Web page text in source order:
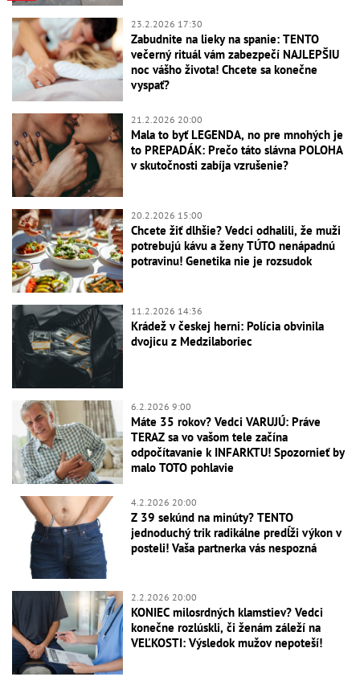
23.2.2026 17:30
Zabudnite na lieky na spanie: TENTO
večerný rituál vám zabezpečí NAJLEPŠIU
noc vášho života! Chcete sa konečne
vyspať?
21.2.2026 20:00
Mala to byť LEGENDA, no pre mnohých je
to PREPADÁK: Prečo táto slávna POLOHA
v skutočnosti zabíja vzrušenie?
20.2.2026 15:00
Chcete žiť dlhšie? Vedci odhalili, že muži
potrebujú kávu a ženy TÚTO nenápadnú
potravinu! Genetika nie je rozsudok
11.2.2026 14:36
Krádež v českej herni: Polícia obvinila
dvojicu z Medzilaboriec
6.2.2026 9:00
Máte 35 rokov? Vedci VARUJÚ: Práve
TERAZ sa vo vašom tele začína
odpočítavanie k INFARKTU! Spozornieť by
malo TOTO pohlavie
4.2.2026 20:00
Z 39 sekúnd na minúty? TENTO
jednoduchý trik radikálne predĺži výkon v
posteli! Vaša partnerka vás nespozná
2.2.2026 20:00
KONIEC milosrdných klamstiev? Vedci
konečne rozlúskli, či ženám záleží na
VEĽKOSTI: Výsledok mužov nepoteší!